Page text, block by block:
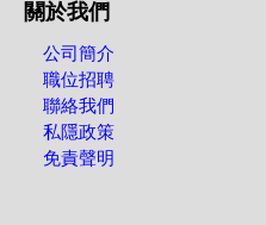
關於我們
公司簡介
職位招聘
聯絡我們
私隱政策
免責聲明